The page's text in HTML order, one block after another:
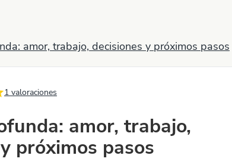
amor, trabajo, decisiones y próximos pasos
1 valoraciones
amor, trabajo,
próximos pasos